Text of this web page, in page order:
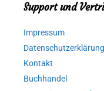
Support und
Impressum
Datenschutzerklärung
Kontakt
Buchhandel